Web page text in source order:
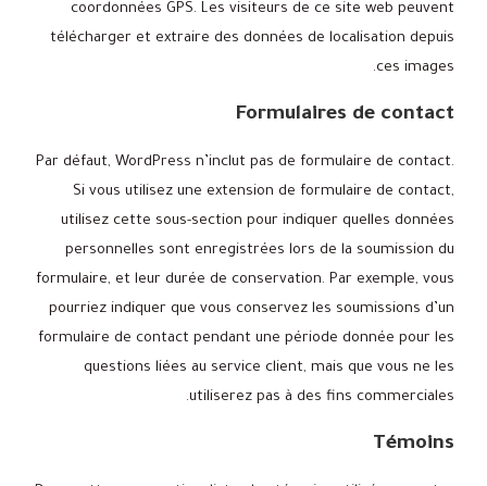
coordonnées GPS. Les visiteurs de ce site web peuvent
télécharger et extraire des données de localisation depuis
ces images.
Formulaires de contact
Par défaut, WordPress n’inclut pas de formulaire de contact.
Si vous utilisez une extension de formulaire de contact,
utilisez cette sous-section pour indiquer quelles données
personnelles sont enregistrées lors de la soumission du
formulaire, et leur durée de conservation. Par exemple, vous
pourriez indiquer que vous conservez les soumissions d’un
formulaire de contact pendant une période donnée pour les
questions liées au service client, mais que vous ne les
utiliserez pas à des fins commerciales.
Témoins